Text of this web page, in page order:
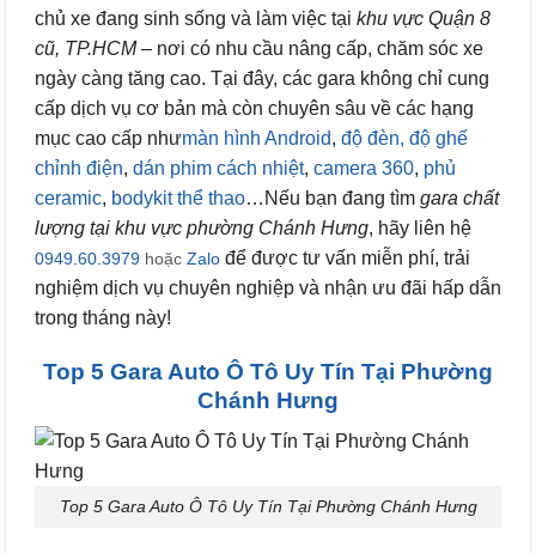
chủ xe đang sinh sống và làm việc tại khu vực Quận 8
cũ, TP.HCM– nơi có nhu cầu nâng cấp, chăm sóc xe
ngày càng tăng cao. Tại đây, các gara không chỉ cung
cấp dịch vụ cơ bản mà còn chuyên sâu về các hạng
mục cao cấp nhưmàn hình Android, độ đèn, độ ghế
chỉnh điện, dán phim cách nhiệt, camera 360, phủ
ceramic, bodykit thể thao…Nếu bạn đang tìm gara chất
lượng tại khu vực phường Chánh Hưng, hãy liên hệ
0949.60.3979 hoặc Zalo để được tư vấn miễn phí, trải
nghiệm dịch vụ chuyên nghiệp và nhận ưu đãi hấp dẫn
trong tháng này!
Top 5 Gara Auto Ô Tô Uy Tín Tại Phường
Chánh Hưng
Top 5 Gara Auto Ô Tô Uy Tín Tại Phường Chánh Hưng